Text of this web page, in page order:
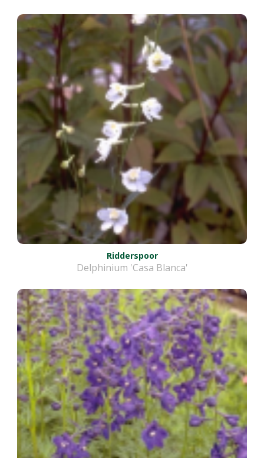
Ridderspoor
Delphinium 'Casa Blanca'